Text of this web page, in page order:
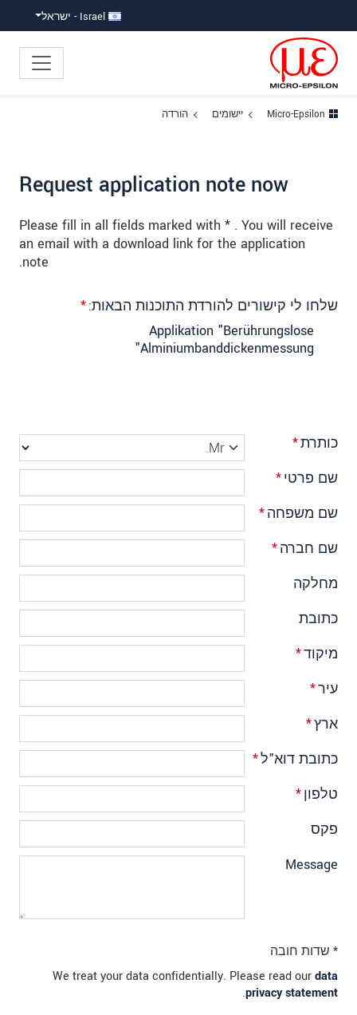
Israel - ישראל
Micro-Epsilon יישומים הורדה
Request application note now
Please fill in all fields marked with * . You will receive
an email with a download link for the application
note.
שלחו לי קישורים להורדת התוכנות הבאות:*
Applikation "Berührungslose
Alminiumbanddickenmessung"
כותרת*
שם פרטי*
שם משפחה*
שם חברה*
מחלקה
כתובת
מיקוד*
עיר*
ארץ*
כתובת דוא"ל*
טלפון*
פקס
Message
* שדות חובה
We treat your data confidentially. Please read ourdata
privacy statement
.